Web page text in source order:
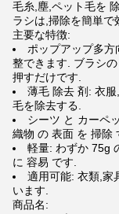
毛糸,塵,ペット毛を
ラシは,掃除を簡単で
主要な特徴:
ポップアップ多
整できます. ブラシ
押すだけです.
薄毛 除去 剤: 衣
毛を除去する.
シーツ と カーペ
織物 の 表面 を 掃除
軽量: わずか 75g
に 容易 です.
適用可能: 衣類,家
います.
商品名: